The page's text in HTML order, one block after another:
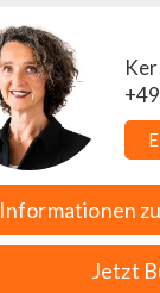
Informationen
Jetzt